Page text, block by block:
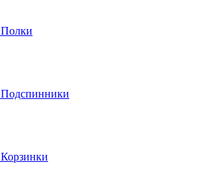
Полки
Подспинники
Корзинки